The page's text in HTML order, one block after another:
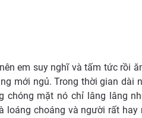
em suy nghĩ và tấm tức rồi
mới ngủ. Trong thời gian dài
chóng mặt nó chỉ lâng lâng
loáng choáng và người rất hay